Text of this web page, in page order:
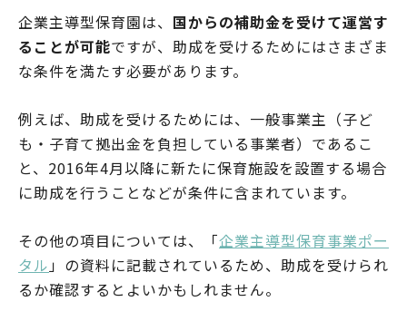
企業主導型保育園は、 国からの補助金を受けて運営す
ることが可能ですが、助成を受けるためにはさまざま
な条件を満たす必要があります。
例えば、助成を受けるためには、一般事業主（子ど
も・子育て拠出金を負担している事業者）であるこ
と、2016年4月以降に新たに保育施設を設置する場合
に助成を行うことなどが条件に含まれています。
その他の項目については、「企業主導型保育事業ポー
タル」の資料に記載されているため、助成を受けられ
るか確認するとよいかもしれません。